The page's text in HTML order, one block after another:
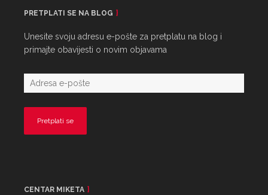
PRETPLATI SE NA BLOG
Unesite svoju adresu e-pošte za pretplatu na blog i
primajte obavijesti o novim objavama
CENTAR MIKETA